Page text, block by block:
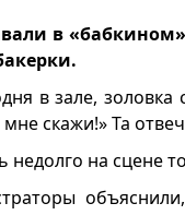
в
в зале, золовка
скажи!» Та
недолго на сцене